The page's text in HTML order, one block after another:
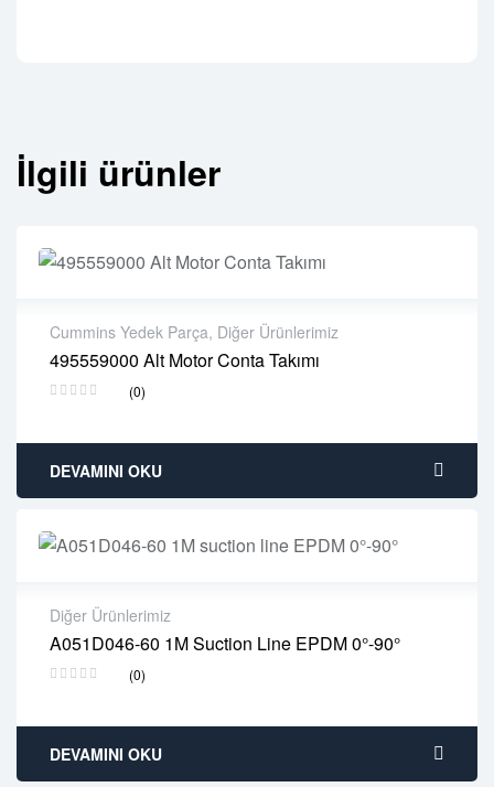
İlgili ürünler
Cummins Yedek Parça, Diğer Ürünlerimiz
495559000 Alt Motor Conta Takımı
(0)
2 years warranty
Delivery time: 1-2 business days
DEVAMINI OKU
Diğer Ürünlerimiz
A051D046-60 1M Suction Line EPDM 0°-90°
(0)
2 years warranty
Delivery time: 1-2 business days
DEVAMINI OKU